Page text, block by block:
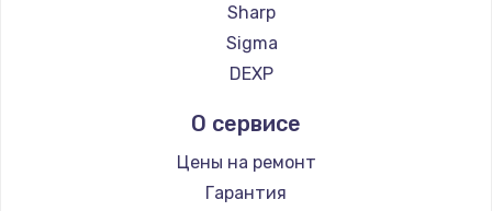
Sharp
Sigma
DEXP
О сервисе
Цены на ремонт
Гарантия